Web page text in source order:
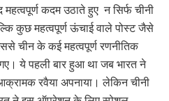
कदम उठाते हुए न सिर्फ चीनी
कुछ महत्वपूर्ण ऊंचाई वाले पोस्ट जैसे
चीन के कई महत्वपूर्ण रणनीतिक
ये पहली बार हुआ था जब भारत ने
रवैया अपनाया। लेकिन चीनी